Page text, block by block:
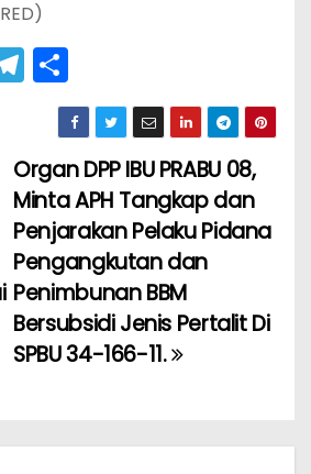
T
el
gr
a
m
h
ar
e
Organ DPP IBU PRABU 08,
Minta APH Tangkap dan
Penjarakan Pelaku Pidana
Pengangkutan dan
Penimbunan BBM
Bersubsidi Jenis Pertalit Di
SPBU 34-166-11.